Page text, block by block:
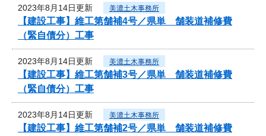
2023年8月14日更新 美濃土木事務所
【建設工事】維工第舗補4号／県単 舗装道補修費
（緊自債分）工事
2023年8月14日更新 美濃土木事務所
【建設工事】維工第舗補3号／県単 舗装道補修費
（緊自債分）工事
2023年8月14日更新 美濃土木事務所
【建設工事】維工第舗補2号／県単 舗装道補修費